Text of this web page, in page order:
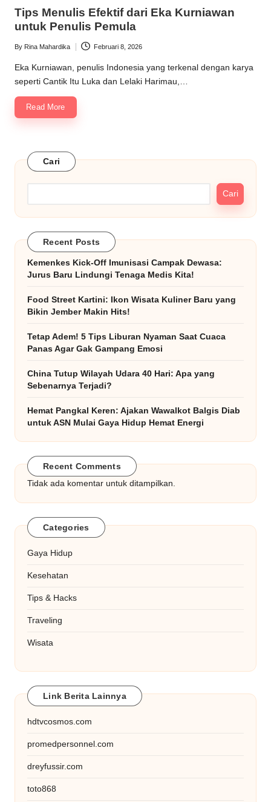
Tips Menulis Efektif dari Eka Kurniawan
untuk Penulis Pemula
Posted
by
By Rina Mahardika Februari 8, 2026
Eka Kurniawan, penulis Indonesia yang terkenal dengan karya
seperti Cantik Itu Luka dan Lelaki Harimau,…
Read More
Cari
Cari
Recent Posts
Kemenkes Kick-Off Imunisasi Campak Dewasa:
Jurus Baru Lindungi Tenaga Medis Kita!
Food Street Kartini: Ikon Wisata Kuliner Baru yang
Bikin Jember Makin Hits!
Tetap Adem! 5 Tips Liburan Nyaman Saat Cuaca
Panas Agar Gak Gampang Emosi
China Tutup Wilayah Udara 40 Hari: Apa yang
Sebenarnya Terjadi?
Hemat Pangkal Keren: Ajakan Wawalkot Balgis Diab
untuk ASN Mulai Gaya Hidup Hemat Energi
Recent Comments
Tidak ada komentar untuk ditampilkan.
Categories
Gaya Hidup
Kesehatan
Tips & Hacks
Traveling
Wisata
Link Berita Lainnya
hdtvcosmos.com
promedpersonnel.com
dreyfussir.com
toto868